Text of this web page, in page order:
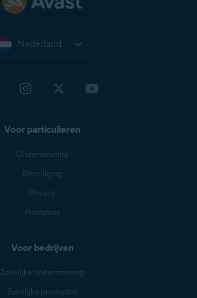
Nederland
Voor particulieren
Ondersteuning
Beveiliging
Privacy
Prestaties
Voor bedrijven
Zakelijke ondersteuning
Zakelijke producten